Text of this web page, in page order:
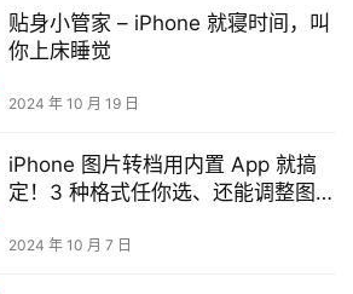
贴身小管家 – iPhone 就寝时间，叫
你上床睡觉
2024 年 10 月 19 日
iPhone 图片转档用内置 App 就搞
定！3 种格式任你选、还能调整图
2024 年 10 月 7 日